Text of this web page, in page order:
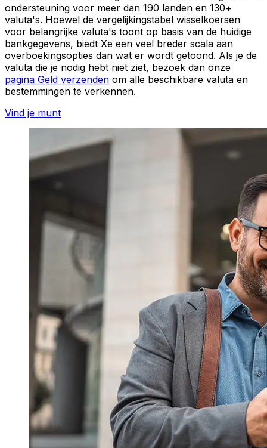
ondersteuning voor meer dan 190 landen en 130+
valuta's. Hoewel de vergelijkingstabel wisselkoersen
voor belangrijke valuta's toont op basis van de huidige
bankgegevens, biedt Xe een veel breder scala aan
overboekingsopties dan wat er wordt getoond. Als je de
valuta die je nodig hebt niet ziet, bezoek dan onze
pagina Geld verzenden om alle beschikbare valuta en
bestemmingen te verkennen.
Vind je munt